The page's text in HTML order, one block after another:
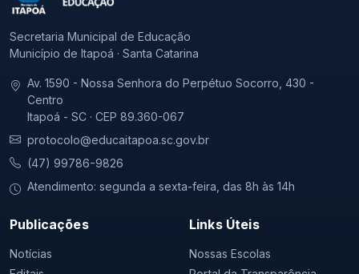
Secretaria Municipal de Educação
Município de Itapoá · Santa Catarina
Av. 1590 - Nossa Senhora do Perpétuo Socorro, 430 -
Centro
Itapoá - SC · CEP 89.360-067
protocolo@educaitapoa.sc.gov.br
(47) 99786-9826
Atendimento: segunda a sexta-feira, das 8h às 14h
Publicações
Notícias
Links Úteis
Nossas Escolas